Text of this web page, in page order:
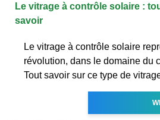
Le vitrage à contrôle solaire :
savoir
Le vitrage à contrôle solaire
révolution, dans le domaine du
Tout savoir sur ce type de